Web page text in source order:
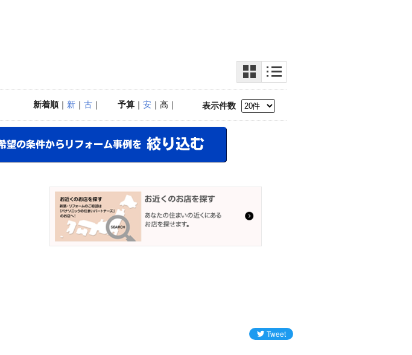
表示件数
予算｜ 安｜高｜
新着順｜ 新｜ 古｜